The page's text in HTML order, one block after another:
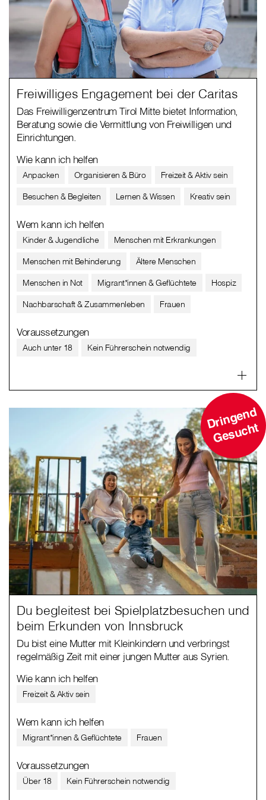
Freiwilliges Engagement bei der Caritas
Das Freiwilligenzentrum Tirol Mitte bietet Information,
Beratung sowie die Vermittlung von Freiwilligen und
Einrichtungen.
Wie kann ich helfen
Anpacken Organisieren & Büro
Freizeit & Aktiv sein
Besuchen & Begleiten
Lernen & Wissen Kreativ sein
Wem kann ich helfen
Kinder & Jugendliche
Menschen mit Erkrankungen
Menschen mit Behinderung
Ältere Menschen
Menschen in Not
Migrant*innen & Geflüchtete
Hospiz
Nachbarschaft & Zusammenleben
Frauen
Voraussetzungen
Auch unter 18 Kein Führerschein notwendig
D
ri
n
g
e
n
d
G
e
s
u
c
ht
Du begleitest bei Spielplatzbesuchen und
beim Erkunden von Innsbruck
Du bist eine Mutter mit Kleinkindern und verbringst
regelmäßig Zeit mit einer jungen Mutter aus Syrien.
Wie kann ich helfen
Freizeit & Aktiv sein
Wem kann ich helfen
Migrant*innen & Geflüchtete Frauen
Voraussetzungen
Über 18 Kein Führerschein notwendig